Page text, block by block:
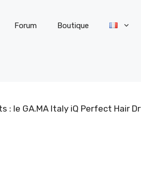
Forum Boutique
le GA.MA Italy iQ Perfect Hair